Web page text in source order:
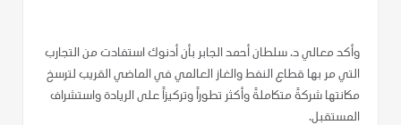
وأكد معالي د. سلطان أحمد الجابر بأن أدنوك استفادت من التجارب
التي مر بها قطاع النفط والغاز العالمي في الماضي القريب لترسخ
مكانتها شركةً متكاملةً وأكثر تطوراً وتركيزاً على الريادة واستشراف
المستقبل.